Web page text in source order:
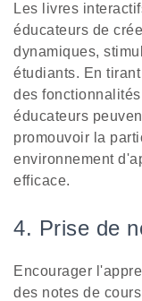
Les livres
éducateurs de
dynamiques,
étudiants. En
des
éducateurs
promouvoir la
environnement
efficace.
4. Prise de
Encourager
des notes de